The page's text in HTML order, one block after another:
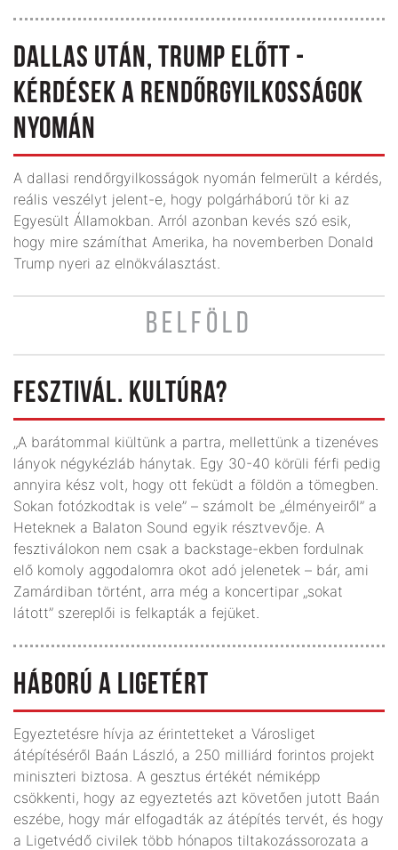
DALLAS UTÁN, TRUMP ELŐTT -
KÉRDÉSEK A RENDŐRGYILKOSSÁGOK
NYOMÁN
A dallasi rendőrgyilkosságok nyomán felmerült a kérdés,
reális veszélyt jelent-e, hogy polgárháború tör ki az
Egyesült Államokban. Arról azonban kevés szó esik,
hogy mire számíthat Amerika, ha novemberben Donald
Trump nyeri az elnökválasztást.
BELFÖLD
FESZTIVÁL. KULTÚRA?
„A barátommal kiültünk a partra, mellettünk a tizenéves
lányok négykézláb hánytak. Egy 30-40 körüli férfi pedig
annyira kész volt, hogy ott feküdt a földön a tömegben.
Sokan fotóz­kodtak is vele” – számolt be „élményeiről” a
Heteknek a Balaton Sound egyik résztvevője. A
fesztiválokon nem csak a backstage-ekben fordulnak
elő komoly aggodalomra okot adó jelenetek – bár, ami
Zamárdiban történt, arra még a koncert­ipar „sokat
látott” szereplői is felkapták a fejüket.
HÁBORÚ A LIGETÉRT
Egyeztetésre hívja az érintetteket a Városliget
átépítéséről Baán László, a 250 milliárd forintos projekt
miniszteri biztosa. A gesztus értékét némiképp
csökkenti, hogy az egyeztetés azt követően jutott Baán
eszébe, hogy már elfogadták az átépítés tervét, és hogy
a Ligetvédő civilek több hónapos tiltakozássorozata a